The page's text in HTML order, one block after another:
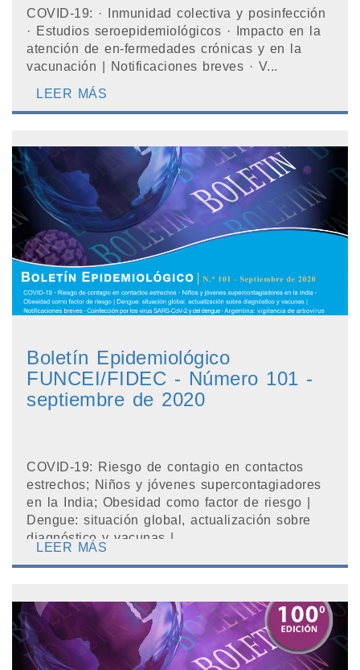
COVID-19: · Inmunidad colectiva y posinfección
· Estudios seroepidemiológicos · Impacto en la
atención de en-fermedades crónicas y en la
vacunación | Notificaciones breves · V...
LEER MÁS
Boletín Epidemiológico
FUNCEI/FIDEC - Número 101 -
septiembre de 2020
COVID-19: Riesgo de contagio en contactos
estrechos; Niños y jóvenes supercontagiadores
en la India; Obesidad como factor de riesgo |
Dengue: situación global, actualización sobre
diagnóstico y vacunas |...
LEER MÁS